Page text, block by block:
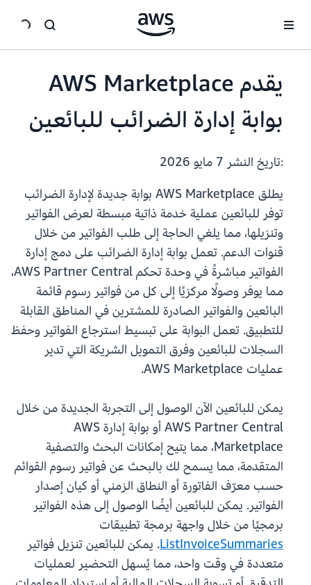
يقدم AWS Marketplace
بوابة إدارة الضرائب للبائعين
:تاريخ النشر
يطلق AWS Marketplace بوابة جديدة لإدارة الضرائب
توفر للبائعين عملية خدمة ذاتية مبسطة لعرض الفواتير
وتنزيلها، مما يلغي الحاجة إلى طلب الفواتير من خلال
قنوات الدعم. تعمل بوابة إدارة الضرائب على دمج إدارة
الفواتير مباشرةً في وحدة تحكم AWS Partner Central،
مما يوفر وصولًا مركزيًا إلى كل من فواتير رسوم قائمة
البائعين والفواتير الصادرة للمشترين في المناطق القابلة
للتطبيق. تعمل البوابة على تبسيط استرجاع الفواتير وحفظ
السجلات للبائعين وفرق التمويل الشريكة التي تدير
عمليات AWS Marketplace.
يمكن للبائعين الآن الوصول إلى التجربة الجديدة من خلال
AWS Partner Central أو بوابة إدارة AWS
Marketplace، مما يتيح إمكانات البحث والتصفية
المتقدمة، مما يسمح لك بالبحث عن فواتير رسوم القوائم
حسب معرّف الفاتورة أو النطاق الزمني أو كيان إصدار
الفواتير. يمكن للبائعين أيضًا الوصول إلى هذه الفواتير
برمجيًا من خلال واجهة برمجة تطبيقات
ListInvoiceSummaries. يمكن للبائعين تنزيل فواتير
متعددة في وقت واحد، مما يُسهل التحضير لعمليات